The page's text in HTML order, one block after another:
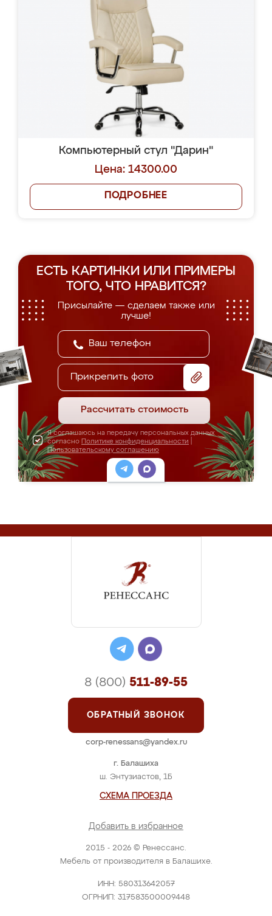
Компьютерный стул "Дарин"
Цена: 14300.00
ПОДРОБНЕЕ
ЕСТЬ КАРТИНКИ ИЛИ ПРИМЕРЫ
ТОГО, ЧТО НРАВИТСЯ?
Присылайте — сделаем также или
лучше!
Прикрепить фото
Рассчитать стоимость
Я соглашаюсь на передачу персональных данных
согласно Политике конфиденциальности
Пользовательскому соглашению
2015 - 2026 © Ренессанс.
Мебель от производителя в Балашихе.
ИНН: 580313642057
ОГРНИП: 317583500009448
г. Балашиха
ш. Энтузиастов, 1Б
СХЕМА ПРОЕЗДА
Добавить в избранное
8 (800) 511-89-55
ОБРАТНЫЙ ЗВОНОК
corp-renessans@yandex.ru